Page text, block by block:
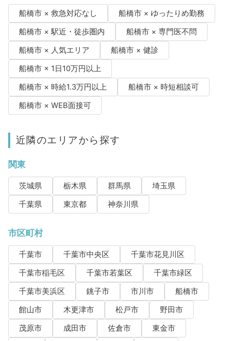
船橋市 × 救急対応なし
船橋市 × ゆったりめ勤務
船橋市 × 駅近・徒歩圏内
船橋市 × 専門医不問
船橋市 × 人気エリア
船橋市 × 健診
船橋市 × 1日10万円以上
船橋市 × 時給1.3万円以上
船橋市 × 時短相談可
船橋市 × WEB面接可
近隣のエリアから探す
関東
茨城県 栃木県 群馬県
埼玉県
千葉県
東京都 神奈川県
市区町村
千葉市 千葉市中央区
千葉市花見川区
千葉市稲毛区
千葉市若葉区
千葉市緑区
千葉市美浜区
銚子市 市川市
船橋市
館山市
木更津市 松戸市
野田市
茂原市
成田市 佐倉市
東金市